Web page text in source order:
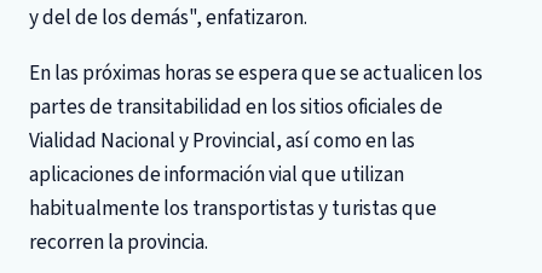
y del de los demás", enfatizaron.
En las próximas horas se espera que se actualicen los
partes de transitabilidad en los sitios oficiales de
Vialidad Nacional y Provincial, así como en las
aplicaciones de información vial que utilizan
habitualmente los transportistas y turistas que
recorren la provincia.